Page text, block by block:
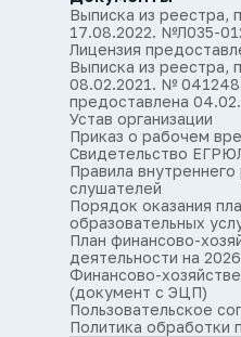
Выписка из реестра,
17.08.2022. №Л035-
Лицензия
Выписка из реестра,
08.02.2021. №
предоставлена
Устав организации
Приказ о рабочем
Свидетельство
Правила
слушателей
Порядок оказания
образовательных
План финансово-
деятельности на
Финансово-
(документ с ЭЦП)
Пользовательское
Политика обработки